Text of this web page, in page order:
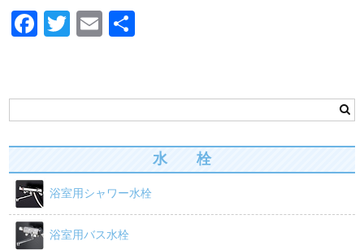
収納キャビネット・棚・化粧棚 [LIXIL]
商品カテゴリー
カート
F
e
b
o
o
k
T
er
E
水 栓
浴室用シャワー水栓
浴室用バス水栓